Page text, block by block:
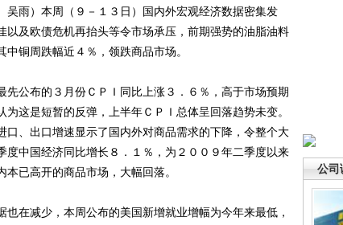
公司
雨）本周（９－１３日）国内外宏观经济数据密集发
及欧债危机再抬头等令市场承压，前期强势的油脂油料
铜周跌幅近４％，领跌商品市场。
公布的３月份ＣＰＩ同比上涨３．６％，高于市场预期
这是短暂的反弹，上半年ＣＰＩ总体呈回落趋势未变。
口、出口增速显示了国内外对商品需求的下降，令整个大
度中国经济同比增长８．１％，为２００９年二季度以来
已高开的商品市场，大幅回落。
在减少，本周公布的美国新增就业增幅为今年来最低，